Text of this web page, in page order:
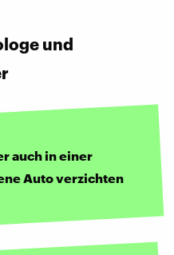
und
auch in einer
Auto verzichten